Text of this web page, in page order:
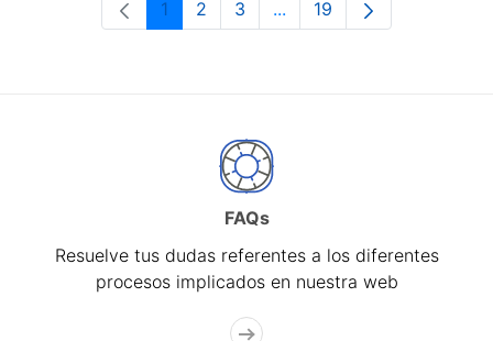
Página
1 Página
2 Página
3 ...Páginas intermedias Use
Página
19
FAQs
Resuelve tus dudas referentes a los diferentes
procesos implicados en nuestra web